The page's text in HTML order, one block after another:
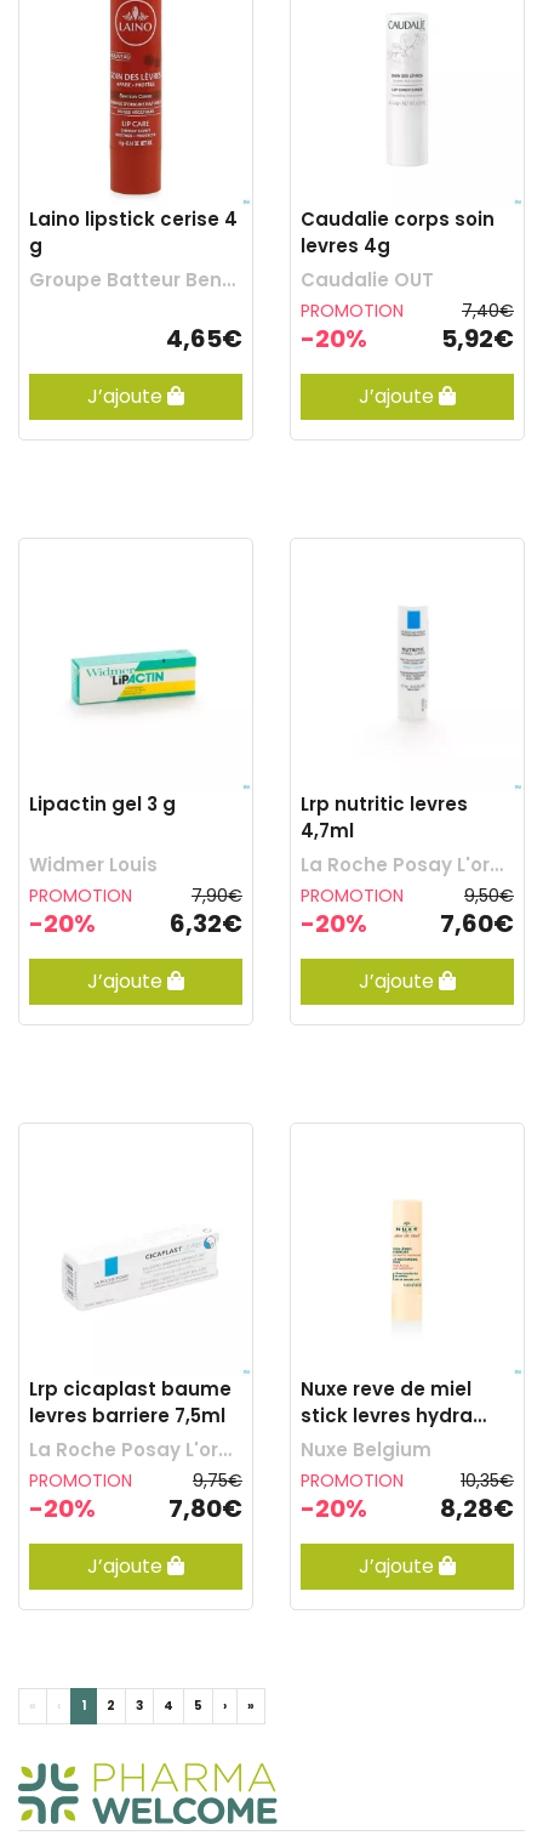
Laino lipstick cerise 4
g
Groupe Batteur Benelux
4,65€
J’ajoute
Caudalie corps soin
levres 4g
Caudalie OUT
PROMOTION
-20%
7,40€
5,92€
J’ajoute
Lipactin gel 3 g
Widmer Louis
PROMOTION
-20%
7,90€
6,32€
J’ajoute
Lrp nutritic levres
4,7ml
La Roche Posay L'oreal Belgilux
PROMOTION
-20%
9,50€
7,60€
J’ajoute
Lrp cicaplast baume
levres barriere 7,5ml
La Roche Posay L'oreal Belgilux
PROMOTION
-20%
9,75€
7,80€
J’ajoute
Nuxe reve de miel
stick levres hydra
duo 2x4g
Nuxe Belgium
PROMOTION
-20%
10,35€
8,28€
J’ajoute
« ‹ 1 2 3 4 5 › »